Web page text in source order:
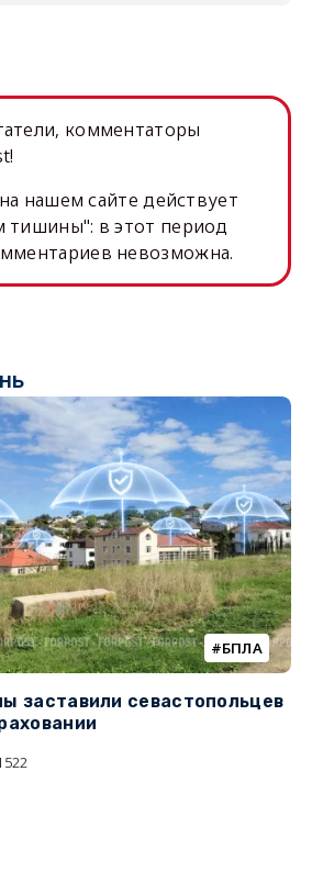
комментаторы
нашем сайте действует
тишины": в этот период
невозможна.
БПЛА
заставили севастопольцев